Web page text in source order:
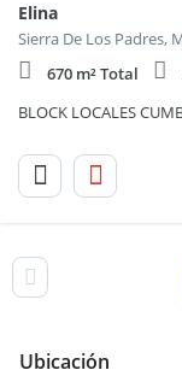
Elina
Sierra De Los Padres,
670 m² Total
BLOCK LOCALES
Ubicación